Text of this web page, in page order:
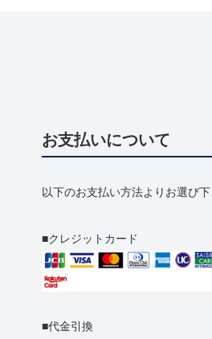
お支払いについて
以下のお支払い方法よりお選び下
クレジットカード
代金引換